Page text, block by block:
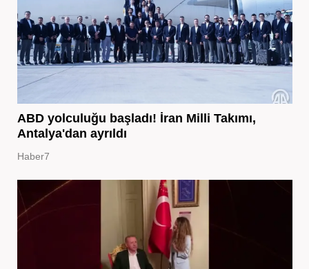
ABD yolculuğu başladı! İran Milli Takımı,
Antalya'dan ayrıldı
Haber7